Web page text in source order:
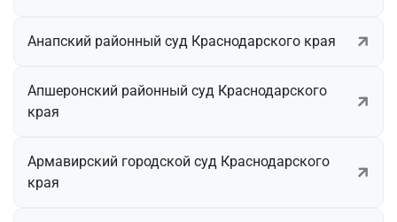
Анапский районный суд Краснодарского края
Апшеронский районный суд Краснодарского
края
Армавирский городской суд Краснодарского
края